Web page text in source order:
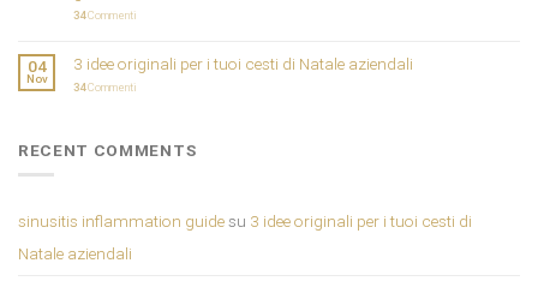
34Commenti
04
Nov
3 idee originali per i tuoi cesti di Natale aziendali
34Commenti
RECENT COMMENTS
sinusitis inflammation guidesu 3 idee originali per i tuoi cesti di
Natale aziendali